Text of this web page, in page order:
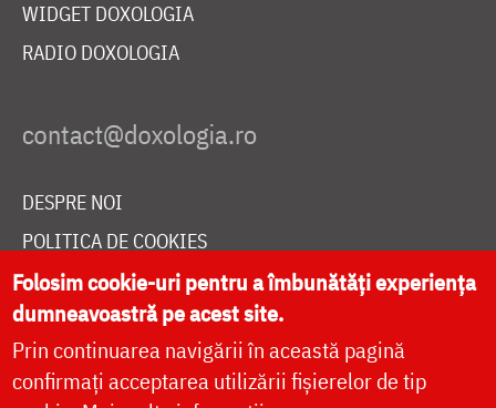
WIDGET DOXOLOGIA
RADIO DOXOLOGIA
DESPRE NOI
POLITICA DE COOKIES
DONEAZĂ ONLINE PENTRU CATEDRALA NAȚIONALĂ
LIVE
Folosim cookie-uri pentru a îmbunătăți experiența
dumneavoastră pe acest site.
Prin continuarea navigării în această pagină
confirmați acceptarea utilizării fișierelor de tip